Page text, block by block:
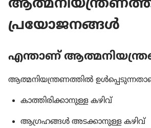
പ്രയോ​ജ​നങ്ങൾ
എന്താണ്‌
ആത്മനി​യ​ന്ത്ര​ണ​ത്തിൽ
കാത്തി​രി​ക്കാ​നുള്ള കഴിവ്‌
ആഗ്രഹങ്ങൾ അടക്കാ​നുള്ള കഴിവ്‌